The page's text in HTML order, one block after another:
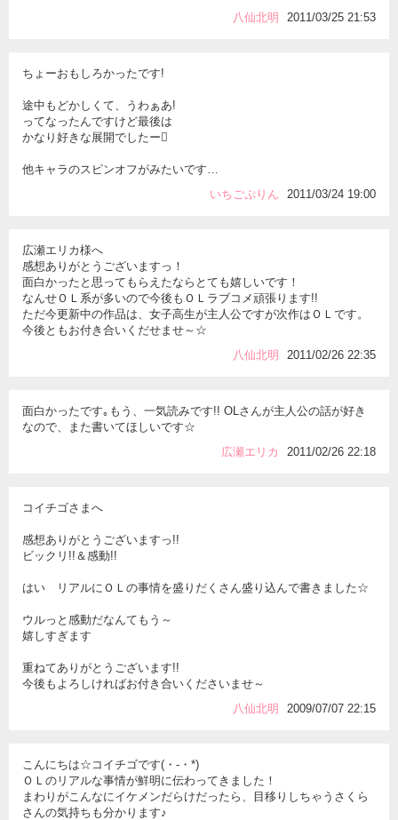
八仙北明
2011/03/25 21:53
ちょーおもしろかったです!
途中もどかしくて、うわぁあ!
ってなったんですけど最後は
かなり好きな展開でしたー
他キャラのスピンオフがみたいです…
いちごぷりん
2011/03/24 19:00
広瀬エリカ様へ
感想ありがとうございますっ！
面白かったと思ってもらえたならとても嬉しいです！
なんせＯＬ系が多いので今後もＯＬラブコメ頑張ります!!
ただ今更新中の作品は、女子高生が主人公ですが次作はＯＬです。
今後ともお付き合いくだせませ～☆
八仙北明
2011/02/26 22:35
面白かったです｡もう、一気読みです!! OLさんが主人公の話が好き
なので、また書いてほしいです☆
広瀬エリカ
2011/02/26 22:18
コイチゴさまへ
感想ありがとうございますっ!!
ビックリ!!＆感動!!
はい リアルにＯＬの事情を盛りだくさん盛り込んで書きました☆
ウルっと感動だなんてもう～
嬉しすぎます
重ねてありがとうございます!!
今後もよろしければお付き合いくださいませ～
八仙北明
2009/07/07 22:15
こんにちは☆コイチゴです(・-・*)
ＯＬのリアルな事情が鮮明に伝わってきました！
まわりがこんなにイケメンだらけだったら、目移りしちゃうさくら
さんの気持ちも分かります♪